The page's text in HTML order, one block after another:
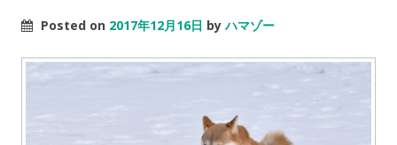
Posted on 2017年12月16日 byハマゾー